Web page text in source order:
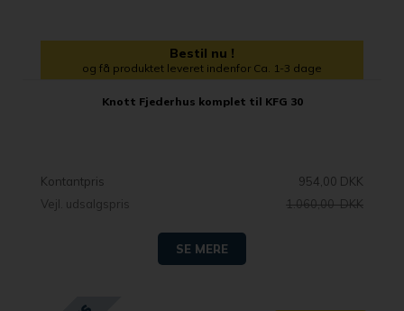
Bestil nu !
og få produktet leveret indenfor Ca. 1-3 dage
Knott Fjederhus komplet til KFG 30
Kontantpris
954,00 DKK
Vejl. udsalgspris
1.060,00 DKK
SE MERE